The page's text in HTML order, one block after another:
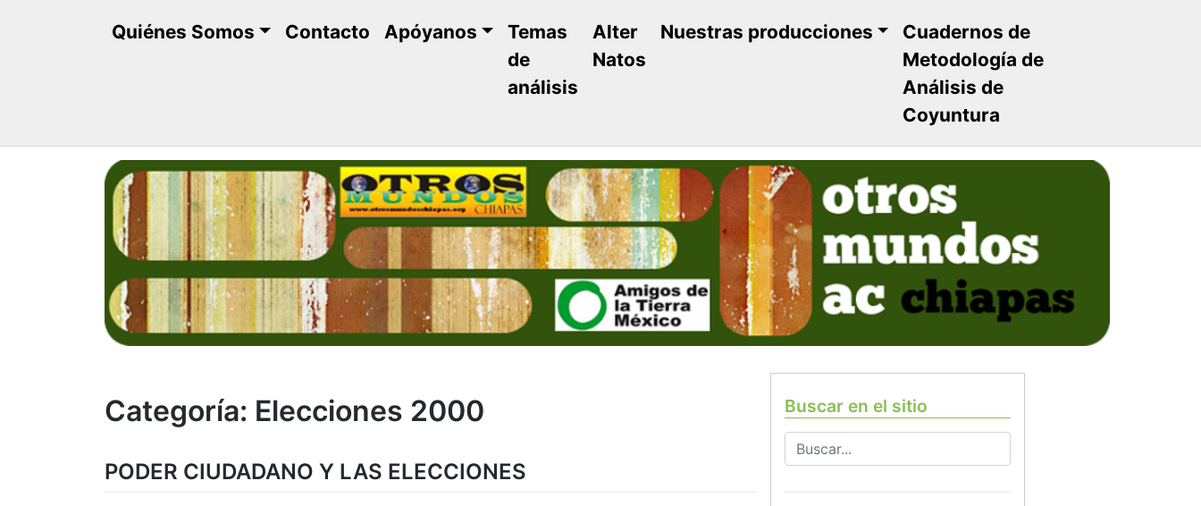
Quiénes Somos Contacto Apóyanos
Temas
de
análisis
Alter
Natos
Nuestras producciones
Cuadernos de
Metodología de
Análisis de
Coyuntura
Categoría: Elecciones 2000
PODER CIUDADANO Y LAS ELECCIONES
Buscar en el sitio